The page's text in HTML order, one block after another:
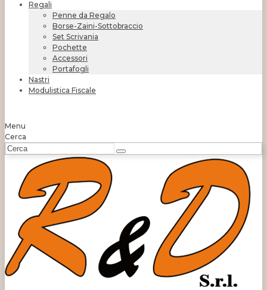
Regali
Penne da Regalo
Borse-Zaini-Sottobraccio
Set Scrivania
Pochette
Accessori
Portafogli
Nastri
Modulistica Fiscale
Menu
Cerca